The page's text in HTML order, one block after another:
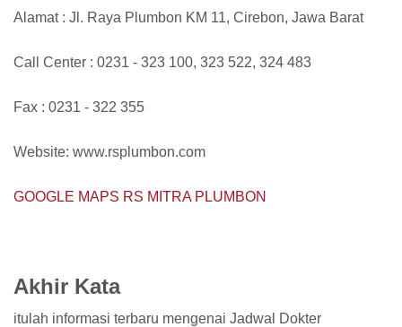
Alamat : Jl. Raya Plumbon KM 11, Cirebon, Jawa Barat
Call Center : 0231 - 323 100, 323 522, 324 483
Fax : 0231 - 322 355
Website: www.rsplumbon.com
GOOGLE MAPS RS MITRA PLUMBON
Akhir Kata
itulah informasi terbaru mengenai Jadwal Dokter